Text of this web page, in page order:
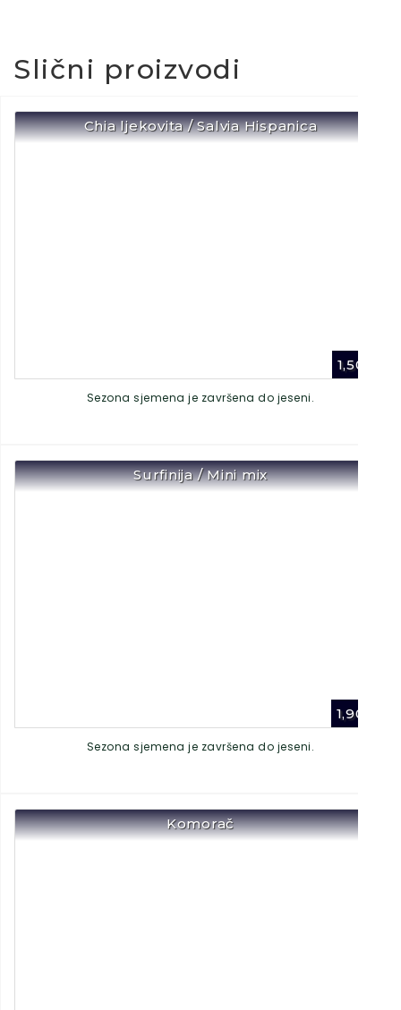
Slični proizvodi
Chia ljekovita / Salvia Hispanica
1,50
Sezona sjemena je završena do jeseni.
Surfinija / Mini mix
1,90
Sezona sjemena je završena do jeseni.
Komorač